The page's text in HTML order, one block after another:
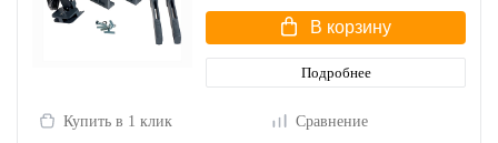
В корзину
Подробнее
Купить в 1 клик Сравнение